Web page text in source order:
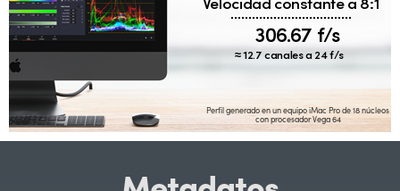
306.67 f/s
≈ 12.7 canales a 24 f/s
Perfil generado en un equipo iMac Pro de 18 núcleos
con procesador Vega 64